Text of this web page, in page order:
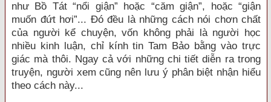
như Bồ Tát “nổi giận” hoặc “căm giận”, hoặc “giận
muốn đứt hơi”... Đó đều là những cách nói chơn chất
của người kể chuyện, vốn không phải là người học
nhiều kinh luận, chỉ kính tin Tam Bảo bằng vào trực
giác mà thôi. Ngay cả với những chi tiết diễn ra trong
truyện, người xem cũng nên lưu ý phân biệt nhận hiểu
theo cách này...